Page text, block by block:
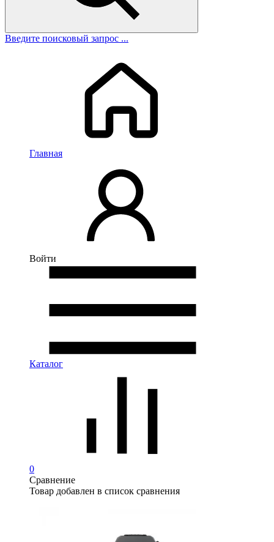
Введите поисковый запрос ...
Главная
Войти
Каталог
0
Сравнение
Товар добавлен в список сравнения